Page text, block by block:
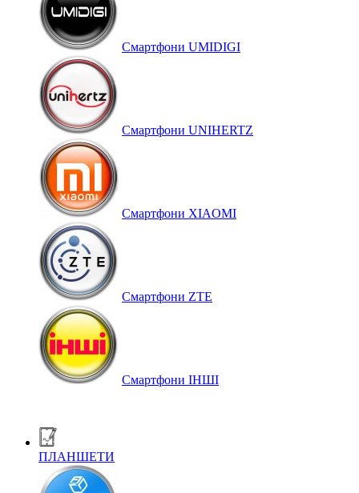
Смартфони UMIDIGI
Смартфони UNIHERTZ
Смартфони XIAOMI
Смартфони ZTE
Смартфони ІНШІ
ПЛАНШЕТИ